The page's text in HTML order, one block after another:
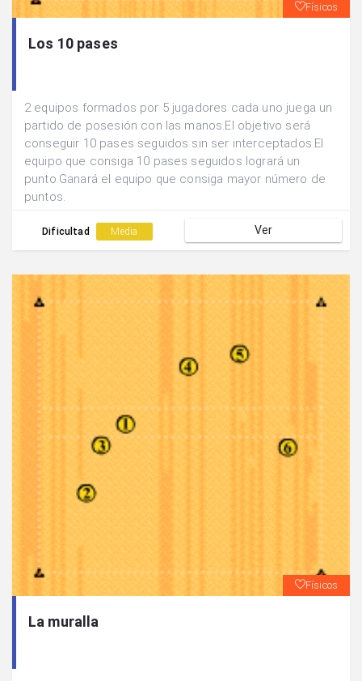
Físicos
Los 10 pases
2 equipos formados por 5 jugadores cada uno juega un
partido de posesión con las manos.El objetivo será
conseguir 10 pases seguidos sin ser interceptados.El
equipo que consiga 10 pases seguidos logrará un
punto.Ganará el equipo que consiga mayor número de
puntos.
Dificultad Media Ver
Físicos
La muralla